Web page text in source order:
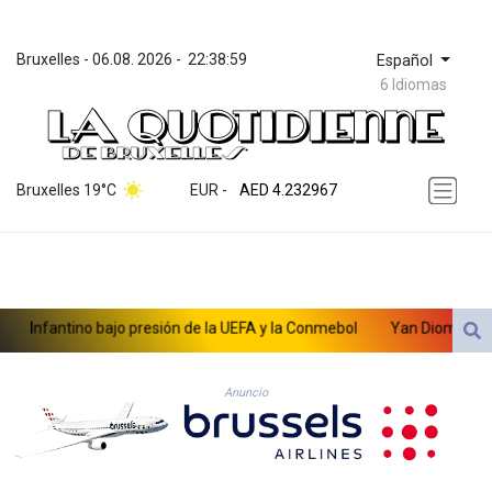
Bruxelles - 06.08. 2026 - 22:38:59 Español
6 Idiomas
Bruxelles 19°C EUR -
ZWL 371.095165
AED 4.232967
AFN 75.479359
ARS 1728.428661
AUD 1.638336
AZN 1.961602
BAM 1.952566
BBD 2.320646
BDT 142.623742
bajo presión de la UEFA y la Conmebol Yan Diomandé, la
Anuncio